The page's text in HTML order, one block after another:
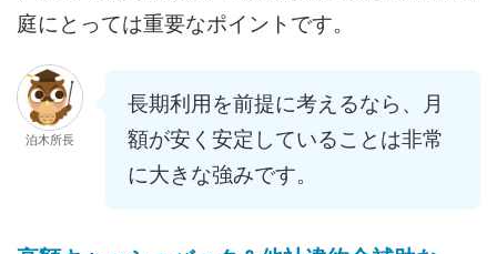
庭にとっては重要なポイントです。
泊木所長
長期利用を前提に考えるなら、月
額が安く安定していることは非常
に大きな強みです。